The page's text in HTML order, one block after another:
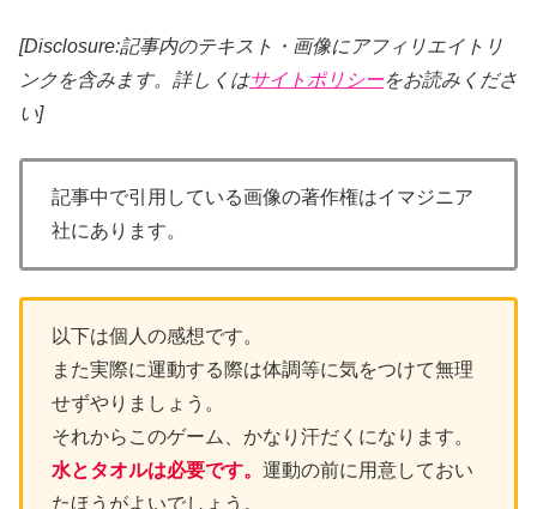
[Disclosure:記事内のテキスト・画像にアフィリエイトリ
ンクを含みます。詳しくはサイトポリシーをお読みくださ
い]
記事中で引用している画像の著作権はイマジニア
社にあります。
以下は個人の感想です。
また実際に運動する際は体調等に気をつけて無理
せずやりましょう。
それからこのゲーム、かなり汗だくになります。
水とタオルは必要です。 運動の前に用意しておい
たほうがよいでしょう。